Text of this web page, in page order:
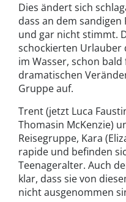
Dies ändert sich
dass an dem sandigen
und gar nicht stimmt.
schockierten Urlauber
im Wasser, schon
dramatischen
Gruppe auf.
Trent (jetzt Luca
Thomasin McKenzie)
Reisegruppe, Kara
rapide und befinden
Teenageralter. Auch
klar, dass sie von
nicht ausgenommen